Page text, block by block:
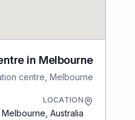
in Melbourne
centre, Melbourne
LOCATION
Melbourne Australia